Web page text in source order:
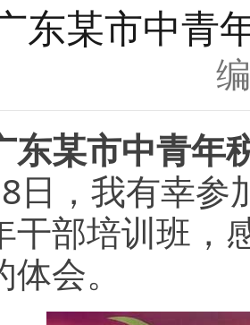
东某市中青
东某市中青年
日，我有幸参
干部培训班，
会。